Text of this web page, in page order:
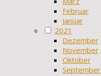
Februar
Januar
2021
Dezember
November
Oktober
September